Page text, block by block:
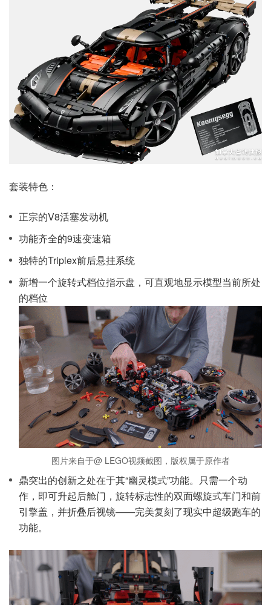
套装特色：
正宗的V8活塞发动机
功能齐全的9速变速箱
独特的Triplex前后悬挂系统
新增一个旋转式档位指示盘，可直观地显示模型当前所处
的档位
图片来自于@ LEGO视频截图，版权属于原作者
鼎突出的创新之处在于其“幽灵模式”功能。只需一个动
作，即可升起后舱门，旋转标志性的双面螺旋式车门和前
引擎盖，并折叠后视镜——完美复刻了现实中超级跑车的
功能。